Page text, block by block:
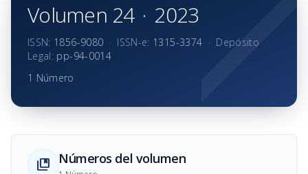
Volumen 24 · 2023
ISSN: 1856-9080 · ISSN-e: 1315-3374 · Depósito
Legal: pp-94-0014
1 Número
collections_bookmark Números del volumen